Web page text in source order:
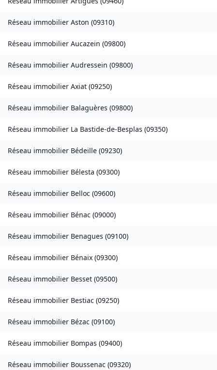
Réseau immobilier Aston (09310)
Réseau immobilier Aucazein (09800)
Réseau immobilier Audressein (09800)
Réseau immobilier Axiat (09250)
Réseau immobilier Balaguères (09800)
Réseau immobilier La Bastide-de-Besplas (09350)
Réseau immobilier Bédeille (09230)
Réseau immobilier Bélesta (09300)
Réseau immobilier Belloc (09600)
Réseau immobilier Bénac (09000)
Réseau immobilier Benagues (09100)
Réseau immobilier Bénaix (09300)
Réseau immobilier Besset (09500)
Réseau immobilier Bestiac (09250)
Réseau immobilier Bézac (09100)
Réseau immobilier Bompas (09400)
Réseau immobilier Boussenac (09320)